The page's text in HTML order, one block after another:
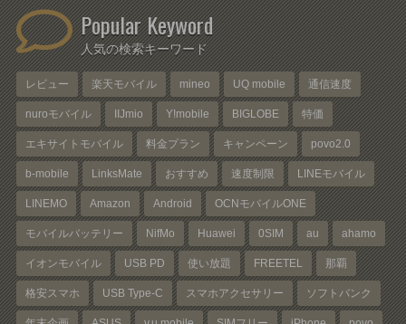
Popular Keyword
人気の検索キーワード
レビュー 楽天モバイル mineo UQ mobile 通信速度
nuroモバイル IIJmio Y!mobile BIGLOBE 特価
エキサイトモバイル 料金プラン キャンペーン povo2.0
b-mobile LinksMate おすすめ 速度制限 LINEモバイル
LINEMO Amazon Android OCNモバイルONE
モバイルバッテリー NifMo Huawei 0SIM au ahamo
イオンモバイル USB PD 使い放題 FREETEL 那覇
格安スマホ USB Type-C スマホアクセサリー ソフトバンク